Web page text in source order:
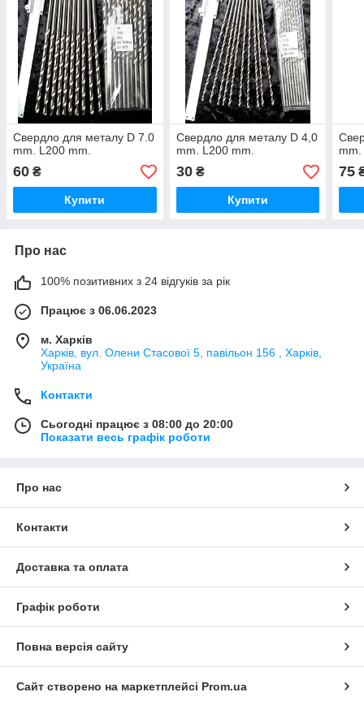
Свердло для металу D 7.0
mm. L200 mm.
60 ₴
Купити
Свердло для металу D 4,0
mm. L200 mm.
30₴
Купити
75
Про нас
100% позитивних з 24 відгуків за рік
Працює з 06.06.2023
м. Харків
Харків, вул. Олени Стасової 5, павільон 156 , Харків,
Україна
Контакти
Сьогодні працює з 08:00 до 20:00
Показати весь графік роботи
Про нас
Контакти
Доставка та оплата
Графік роботи
Повна версія сайту
Сайт створено на маркетплейсі Prom.ua